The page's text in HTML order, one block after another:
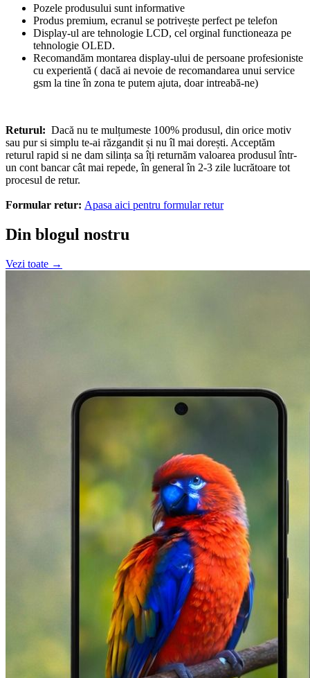
Pozele produsului sunt informative
Produs premium, ecranul se potrivește perfect pe telefon
Display-ul are tehnologie LCD, cel orginal functioneaza pe
tehnologie OLED.
Recomandăm montarea display-ului de persoane profesioniste
cu experientă ( dacă ai nevoie de recomandarea unui service
gsm la tine în zona te putem ajuta, doar intreabă-ne)
Returul: Dacă nu te mulțumeste 100% produsul, din orice motiv
sau pur si simplu te-ai răzgandit și nu îl mai dorești. Acceptăm
returul rapid si ne dam silința sa îți returnăm valoarea produsul într-
un cont bancar cât mai repede, în general în 2-3 zile lucrătoare tot
procesul de retur.
Formular retur: Apasa aici pentru formular retur
Din blogul nostru
Vezi toate →